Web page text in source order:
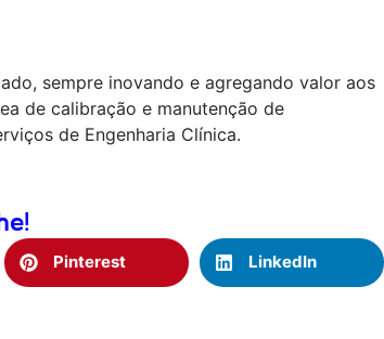
sempre inovando e agregando valor aos
de calibração e manutenção de
de Engenharia Clínica.
Pinterest LinkedIn